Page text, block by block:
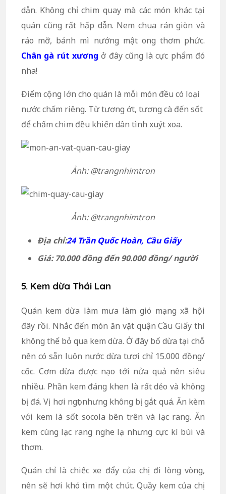
dẫn. Không chỉ chim quay mà các món khác tại
quán cũng rất hấp dẫn. Nem chua rán giòn và
ráo mỡ, bánh mì nướng mật ong thơm phức.
Chân gà rút xương ở đây cũng là cực phẩm đó
nha!
Điểm cộng lớn cho quán là mỗi món đều có loại
nước chấm riêng. Từ tương ớt, tương cà đến sốt
để chấm chim đều khiến dân tình xuýt xoa.
Ảnh: @trangnhimtron
Ảnh: @trangnhimtron
Địa chỉ:24 Trần Quốc Hoàn, Cầu Giấy
Giá:70.000 đồng đến 90.000 đồng/ người
5. Kem dừa Thái Lan
Quán kem dừa làm mưa làm gió mạng xã hội
đây rồi. Nhắc đến món ăn vặt quận Cầu Giấy thì
không thể bỏ qua kem dừa. Ở đây bổ dừa tại chỗ
nên có sẵn luôn nước dừa tươi chỉ 15.000 đồng/
cốc. Cơm dừa được nạo tới nửa quả nên siêu
nhiều. Phần kem đáng khen là rất dẻo và không
bị đá. Vị hơi ngọt nhưng không bị gắt quá. Ăn kèm
với kem là sốt socola bên trên và lạc rang. Ăn
kem cùng lạc rang nghe lạ nhưng cực kì bùi và
thơm.
Quán chỉ là chiếc xe đẩy của chị đi lòng vòng,
nên sẽ hơi khó tìm một chút. Quầy kem của chị